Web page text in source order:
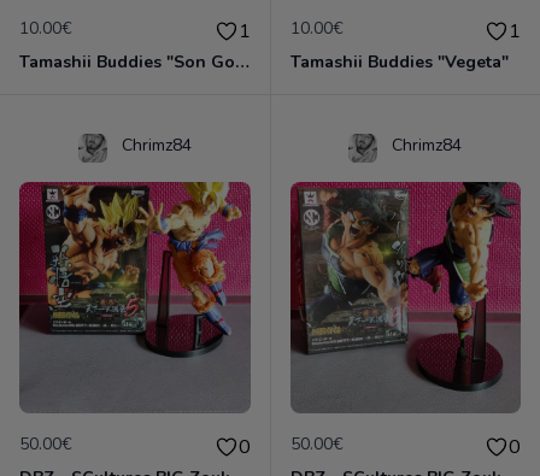
10.00€ 1
Tamashii Buddies "Son Goku"
10.00€ 1
Tamashii Buddies "Vegeta"
Chrimz84
50.00€ 0
Chrimz84
50.00€ 0